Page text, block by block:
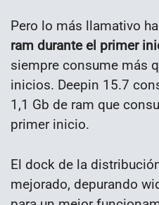
Pero lo más llamativo
ram durante el primer
siempre consume más
inicios. Deepin 15.7
1,1 Gb de ram que
primer inicio.
El dock de la
mejorado, depurando